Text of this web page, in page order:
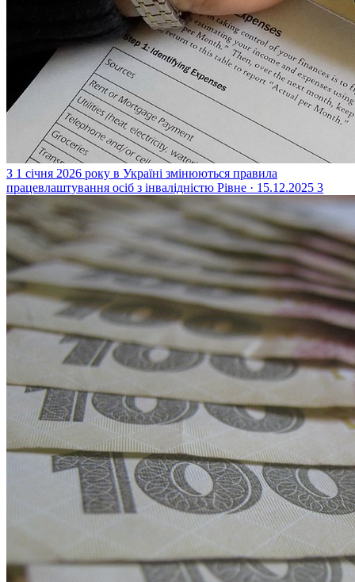
З 1 січня 2026 року в Україні змінюються правила
працевлаштування осіб з інвалідністю Рівне · 15.12.2025 3